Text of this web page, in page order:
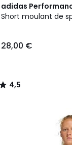
adidas
Short moulant de
28,00 €
4,5
/ 5
4,5
/